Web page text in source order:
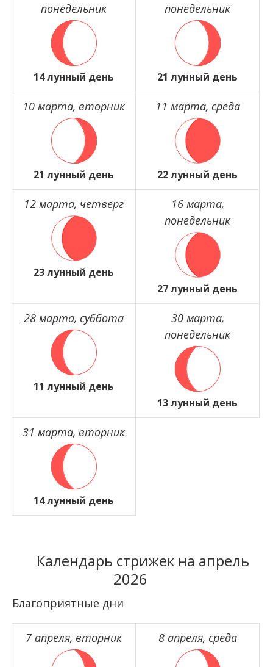
понедельник
14 лунный день
понедельник
21 лунный день
10 марта, вторник
21 лунный день
11 марта, среда
22 лунный день
12 марта, четверг
23 лунный день
16 марта,
понедельник
27 лунный день
28 марта, суббота
11 лунный день
30 марта,
понедельник
13 лунный день
31 марта, вторник
14 лунный день
Календарь стрижек на апрель
2026
Благоприятные дни
7 апреля, вторник 8 апреля, среда